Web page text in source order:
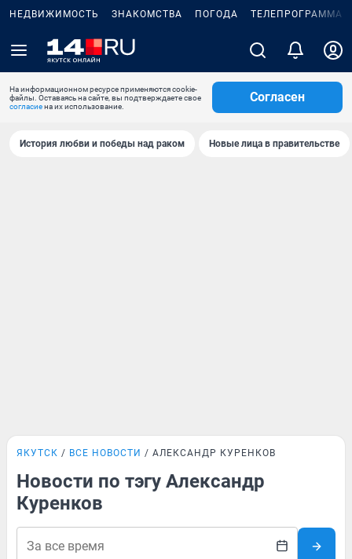
НЕДВИЖИМОСТЬ ЗНАКОМСТВА ПОГОДА ТЕЛЕПРОГРАММА
На информационном ресурсе применяются cookie-
файлы. Оставаясь на сайте, вы подтверждаете свое
согласиена их использование.
Согласен
История любви и победы над раком Новые лица в правительстве
ЯКУТСК ВСЕ НОВОСТИ АЛЕКСАНДР КУРЕНКОВ
Новости по тэгу Александр
Куренков